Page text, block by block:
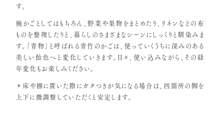
す。
椀かごとしてはもちろん、野菜や果物をまとめたり、リネンなどの布
ものを整理したりと、暮らしのさまざまなシーンにしっくりと馴染みま
す。「青物」と呼ばれる青竹のかごは、使っていくうちに深みのある
美しい飴色へと変化していきます。日々、使い込みながら、その経
年変化もお楽しみください。
＊床や棚に置いた際にガタつきが気になる場合は、四箇所の脚を
上下に微調整していただくと安定します。